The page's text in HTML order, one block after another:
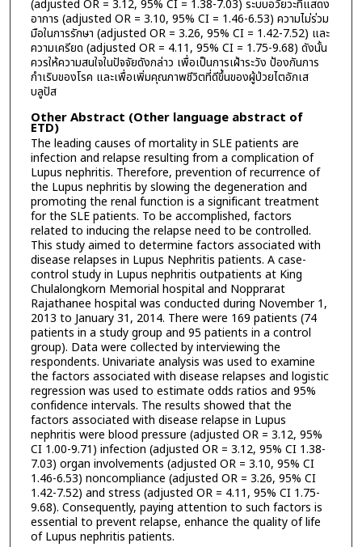
(adjusted OR = 3.12, 95% CI = 1.38-7.03) ระบบอวัยวะที่แสดง
อาการ (adjusted OR = 3.10, 95% CI = 1.46-6.53) ความไม่ร่วม
มือในการรักษา (adjusted OR = 3.26, 95% CI = 1.42-7.52) และ
ความเครียด (adjusted OR = 4.11, 95% CI = 1.75-9.68) ดังนั้น
ควรให้ความสนใจในปัจจัยดังกล่าว เพื่อเป็นการเฝ้าระวัง ป้องกันการ
กำเริบของโรค และเพื่อเพิ่มคุณภาพชีวิตที่ดีขึ้นของผู้ป่วยไตอักเส
บลูปัส
Other Abstract (Other language abstract of
ETD)
The leading causes of mortality in SLE patients are
infection and relapse resulting from a complication of
Lupus nephritis. Therefore, prevention of recurrence of
the Lupus nephritis by slowing the degeneration and
promoting the renal function is a significant treatment
for the SLE patients. To be accomplished, factors
related to inducing the relapse need to be controlled.
This study aimed to determine factors associated with
disease relapses in Lupus Nephritis patients. A case-
control study in Lupus nephritis outpatients at King
Chulalongkorn Memorial hospital and Nopprarat
Rajathanee hospital was conducted during November 1,
2013 to January 31, 2014. There were 169 patients (74
patients in a study group and 95 patients in a control
group). Data were collected by interviewing the
respondents. Univariate analysis was used to examine
the factors associated with disease relapses and logistic
regression was used to estimate odds ratios and 95%
confidence intervals. The results showed that the
factors associated with disease relapse in Lupus
nephritis were blood pressure (adjusted OR = 3.12, 95%
CI 1.00-9.71) infection (adjusted OR = 3.12, 95% CI 1.38-
7.03) organ involvements (adjusted OR = 3.10, 95% CI
1.46-6.53) noncompliance (adjusted OR = 3.26, 95% CI
1.42-7.52) and stress (adjusted OR = 4.11, 95% CI 1.75-
9.68). Consequently, paying attention to such factors is
essential to prevent relapse, enhance the quality of life
of Lupus nephritis patients.